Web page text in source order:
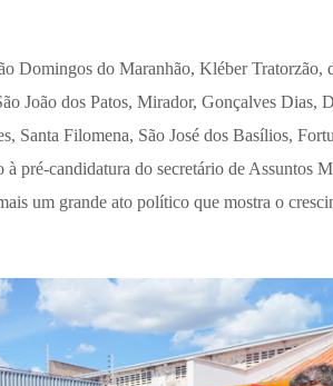
Domingos do Maranhão, Kléber Tratorzão,
João dos Patos, Mirador, Gonçalves Dias,
Santa Filomena, São José dos Basílios,
pré-candidatura do secretário de Assuntos
um grande ato político que mostra o